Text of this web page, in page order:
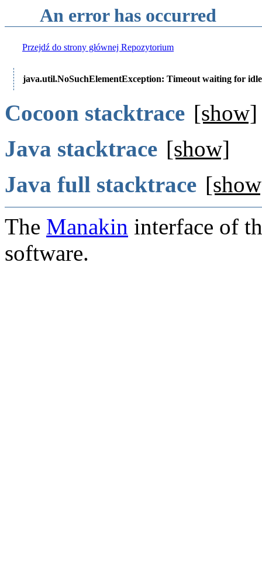
An error has occurred
Przejdź do strony głównej Repozytorium
java.util.NoSuchElementException: Timeout waiting for
Cocoon stacktrace [show]
Java stacktrace [show]
Java full stacktrace
The Manakin interface of
software.